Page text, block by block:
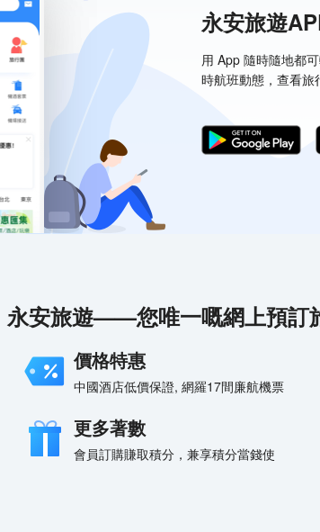
永安旅遊
用 App 隨時隨地都
時航班動態，查看旅
永安旅遊——您唯一嘅網上預訂
價格特惠
中國酒店低價保證, 網羅17間廉航機票
更多著數
會員訂購賺取積分，兼享積分當錢使